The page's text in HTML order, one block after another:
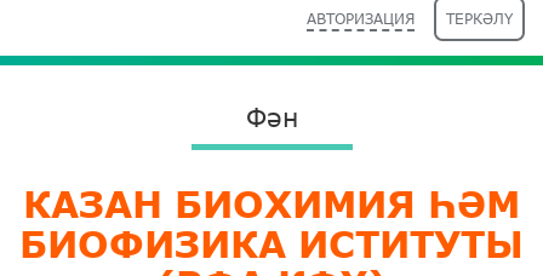
АВТОРИЗАЦИЯ ТЕРКӘЛҮ
Фән
КАЗАН БИОХИМИЯ ҺӘМ
БИОФИЗИКА ИСТИТУТЫ